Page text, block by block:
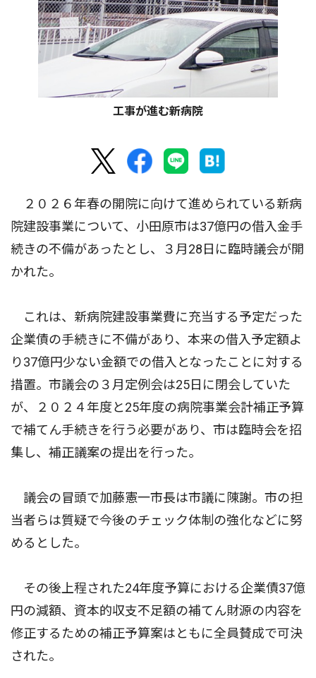
工事が進む新病院
２０２６年春の開院に向けて進められている新病
院建設事業について、小田原市は37億円の借入金手
続きの不備があったとし、３月28日に臨時議会が開
かれた。
これは、新病院建設事業費に充当する予定だった
企業債の手続きに不備があり、本来の借入予定額よ
り37億円少ない金額での借入となったことに対する
措置。市議会の３月定例会は25日に閉会していた
が、２０２４年度と25年度の病院事業会計補正予算
で補てん手続きを行う必要があり、市は臨時会を招
集し、補正議案の提出を行った。
議会の冒頭で加藤憲一市長は市議に陳謝。市の担
当者らは質疑で今後のチェック体制の強化などに努
めるとした。
その後上程された24年度予算における企業債37億
円の減額、資本的収支不足額の補てん財源の内容を
修正するための補正予算案はともに全員賛成で可決
された。